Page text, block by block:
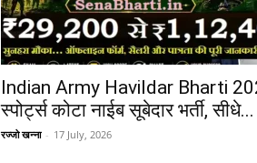
Navy,
Airforce,
Indian Army Havildar Bharti
स्पोर्ट्स कोटा नाईब सूबेदार भर्ती, सीधे...
रज्जो खन्ना - 17 July, 2026